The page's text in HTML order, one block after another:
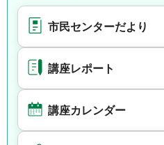
市民センターだより
講座レポート
講座カレンダー